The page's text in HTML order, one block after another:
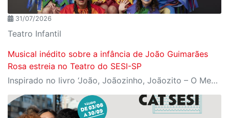
31/07/2026
Teatro Infantil
Musical inédito sobre a infância de João Guimarães
Rosa estreia no Teatro do SESI-SP
Inspirado no livro ‘João, Joãozinho, Joãozito – O Menino Encantado’, de Claudio Fragata, com direção e dramaturgia de Márcio Araújo, espetáculo acompanha os primeiros anos de vida do escritor mineiro e transforma sua infância em uma celebração da imaginação, da leitura e da cultura popular brasileira